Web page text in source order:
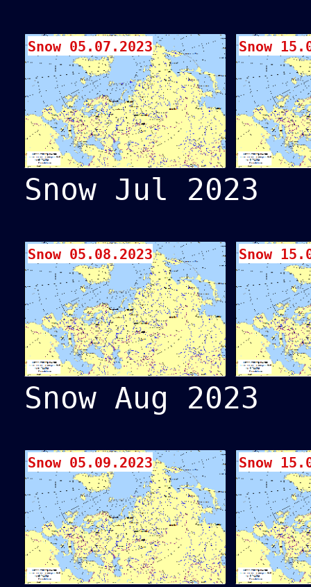
Snow 05.07.2023 Snow
Snow Jul 2023
Snow 05.08.2023 Snow
Snow Aug 2023
Snow 05.09.2023 Snow